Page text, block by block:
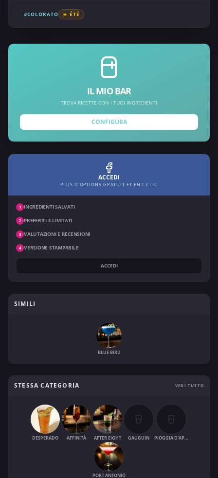
#COLORATO ☀️ ÉTÉ
IL MIO BAR
TROVA RICETTE CON I TUOI INGREDIENTI
CONFIGURA
ACCEDI
PLUS D'OPTIONS GRATUIT ET EN 1 CLIC
1 INGREDIENTI SALVATI
2 PREFERITI ILLIMITATI
3 VALUTAZIONI E RECENSIONI
4 VERSIONE STAMPABILE
ACCEDI
SIMILI
BLUE BIRD
STESSA CATEGORIA VEDI TUTTO
DESPERADO AFFINITÀ AFTER EIGHT GAUGUIN PIOGGIA D'APRILE
PORT ANTONIO